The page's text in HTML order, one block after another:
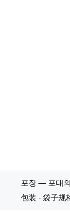
포장 — 포대
包装 - 袋子规